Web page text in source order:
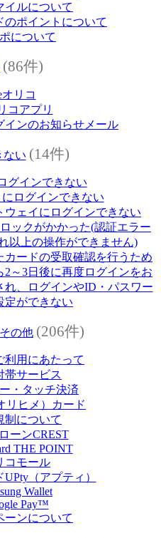
イルについて
のポイントについて
について
(86件)
オリコ
コアプリ
インのお知らせメール
ない (14件)
グインできない
ログインできない
ウェイにログインできない
ックがかかった(認証エラー
以上の操作ができません)
カードの受取確認を行うため
2～3日後に再度ログインをお
れ、ログインやID・パスワー
定ができない
の他 (206件)
利用にあたって
帯サービス
・タッチ決済
リヒメ）カード
制について
ーンCREST
THE POINT
コモール
（アプティ）
Wallet
Pay™
ーンについて